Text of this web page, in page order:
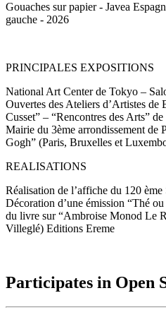
Gouaches sur papier - Javea
gauche - 2026
PRINCIPALES EXPOSITIONS
National Art Center de Tokyo –
Ouvertes des Ateliers d’Artistes
Cusset” – “Rencontres des Arts”
Mairie du 3ème arrondissement de
Gogh” (Paris, Bruxelles et
REALISATIONS
Réalisation de l’affiche du 120
Décoration d’une émission “Thé
du livre sur “Ambroise Monod Le
Villeglé) Editions Ereme
Participates in Open